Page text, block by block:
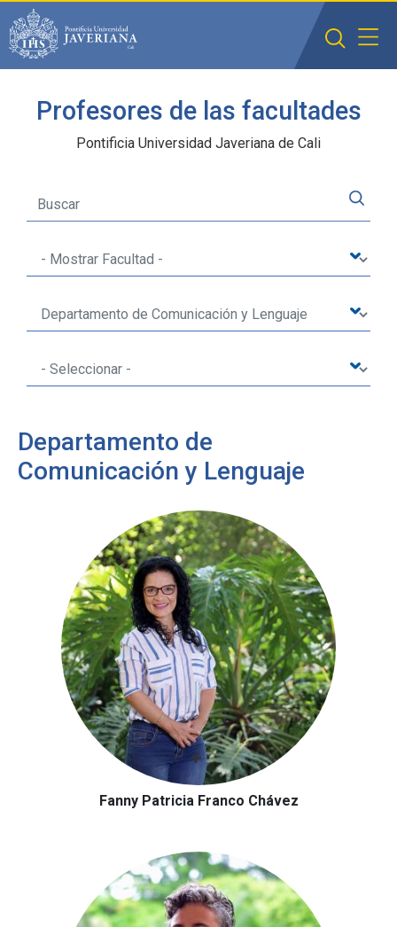
Saltar al contenido principal
Profesores de las facultades
Pontificia Universidad Javeriana de Cali
Departamento de
Comunicación y Lenguaje
Fanny Patricia Franco Chávez